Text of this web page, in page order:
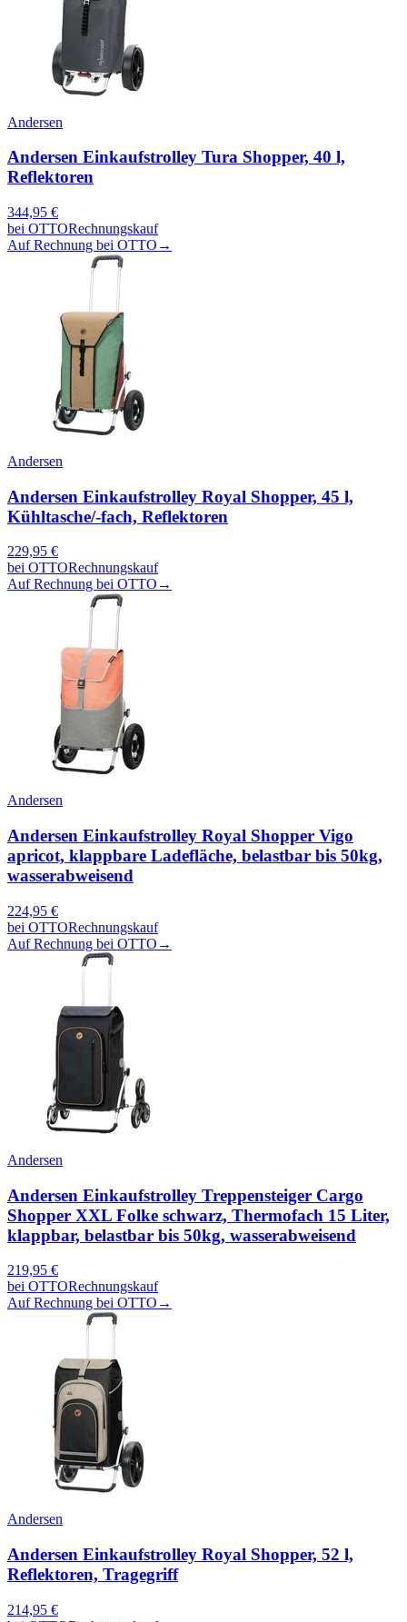
Andersen
Andersen Einkaufstrolley Tura Shopper, 40 l,
Reflektoren
344,95 €
bei OTTORechnungskauf
Auf Rechnung bei OTTO →
Andersen
Andersen Einkaufstrolley Royal Shopper, 45 l,
Kühltasche/-fach, Reflektoren
229,95 €
bei OTTORechnungskauf
Auf Rechnung bei OTTO →
Andersen
Andersen Einkaufstrolley Royal Shopper Vigo
apricot, klappbare Ladefläche, belastbar bis 50kg,
wasserabweisend
224,95 €
bei OTTORechnungskauf
Auf Rechnung bei OTTO →
Andersen
Andersen Einkaufstrolley Treppensteiger Cargo
Shopper XXL Folke schwarz, Thermofach 15 Liter,
klappbar, belastbar bis 50kg, wasserabweisend
219,95 €
bei OTTORechnungskauf
Auf Rechnung bei OTTO →
Andersen
Andersen Einkaufstrolley Royal Shopper, 52 l,
Reflektoren, Tragegriff
214,95 €